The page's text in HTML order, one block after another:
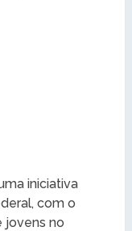
iniciativa
com o
jovens no